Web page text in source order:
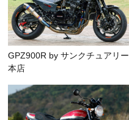
GPZ900R by サンクチュアリー
本店